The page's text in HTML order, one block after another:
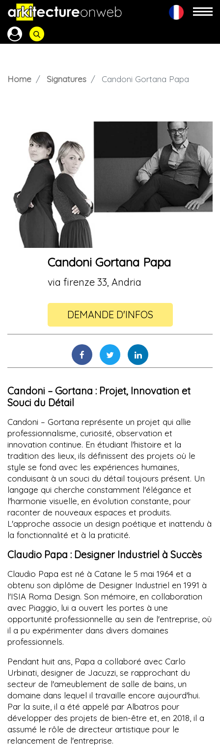
Home Signatures Candoni Gortana Papa
Candoni Gortana Papa
via firenze 33, Andria
DEMANDE D'INFOS
Candoni – Gortana : Projet, Innovation et
Souci du Détail
Candoni – Gortana représente un projet qui allie
professionnalisme, curiosité, observation et
innovation continue. En étudiant l'histoire et la
tradition des lieux, ils définissent des projets où le
style se fond avec les expériences humaines,
conduisant à un souci du détail toujours présent. Un
langage qui cherche constamment l'élégance et
l'harmonie visuelle, en évolution constante, pour
raconter de nouveaux espaces et produits.
L'approche associe un design poétique et inattendu à
la fonctionnalité et à la praticité.
Claudio Papa : Designer Industriel à Succès
Claudio Papa est né à Catane le 5 mai 1964 et a
obtenu son diplôme de Designer Industriel en 1991 à
l'ISIA Roma Design. Son mémoire, en collaboration
avec Piaggio, lui a ouvert les portes à une
opportunité professionnelle au sein de l'entreprise, où
il a pu expérimenter dans divers domaines
professionnels.
Pendant huit ans, Papa a collaboré avec Carlo
Urbinati, designer de Jacuzzi, se rapprochant du
secteur de l'ameublement de salle de bains, un
domaine dans lequel il travaille encore aujourd'hui.
Par la suite, il a été appelé par Albatros pour
développer des projets de bien-être et, en 2018, il a
assumé le rôle de directeur artistique pour le
relancement de l'entreprise.